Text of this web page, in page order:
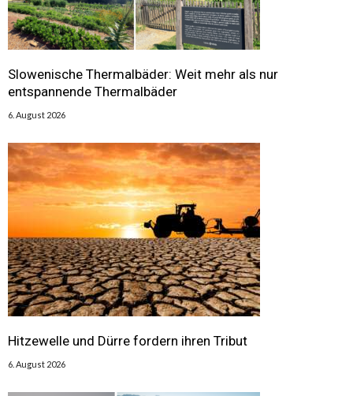
Slowenische Thermalbäder: Weit mehr als nur
entspannende Thermalbäder
6. August 2026
Hitzewelle und Dürre fordern ihren Tribut
6. August 2026